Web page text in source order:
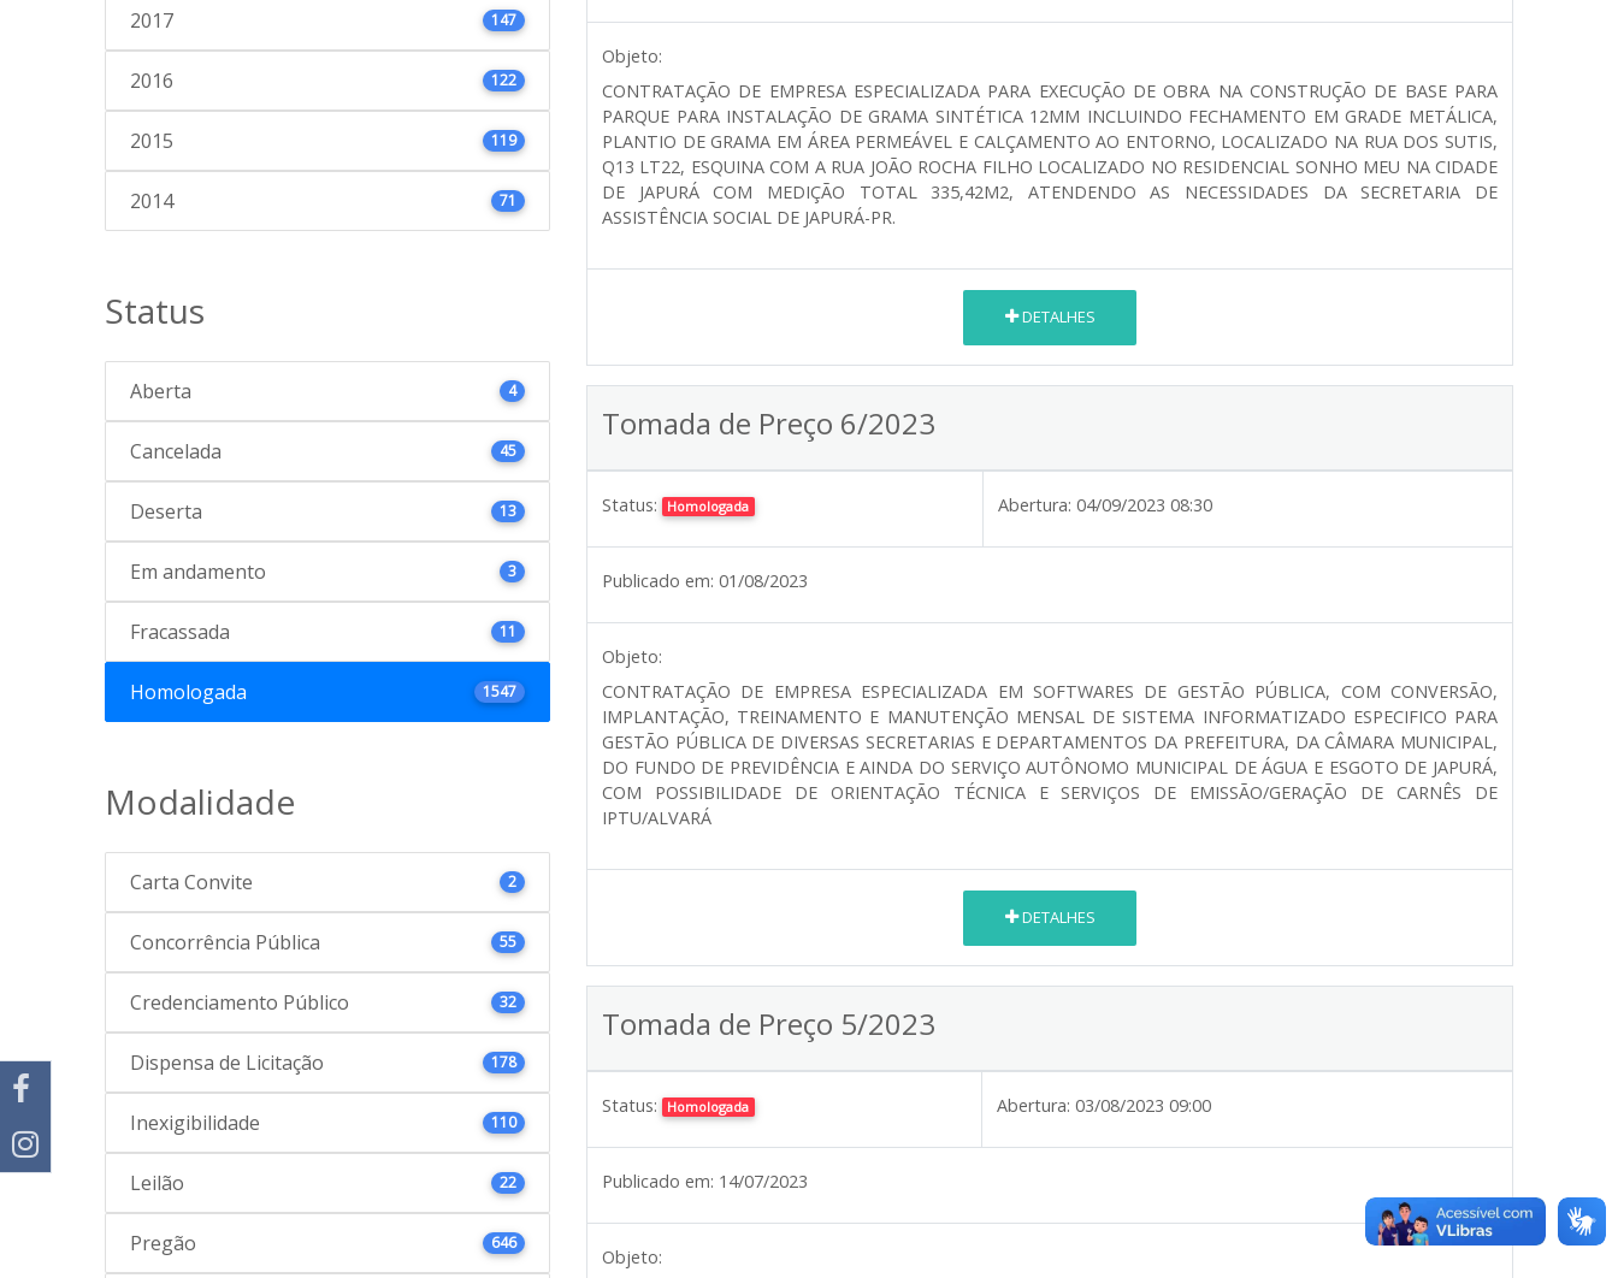
2017 147
2016 122
2015 119
2014 71
Status
Aberta 4
Cancelada 45
Deserta 13
Em andamento 3
Fracassada 11
Homologada 1547
Modalidade
Carta Convite 2
Concorrência Pública 55
Credenciamento Público 32
Dispensa de Licitação 178
Inexigibilidade 110
Leilão 22
Pregão 646
Objeto:
CONTRATAÇÃO DE EMPRESA ESPECIALIZADA PARA EXECUÇÃO DE OBRA NA CONSTRUÇÃO DE BASE PARA
PARQUE PARA INSTALAÇÃO DE GRAMA SINTÉTICA 12MM INCLUINDO FECHAMENTO EM GRADE METÁLICA,
PLANTIO DE GRAMA EM ÁREA PERMEÁVEL E CALÇAMENTO AO ENTORNO, LOCALIZADO NA RUA DOS SUTIS,
Q13 LT22, ESQUINA COM A RUA JOÃO ROCHA FILHO LOCALIZADO NO RESIDENCIAL SONHO MEU NA CIDADE
DE JAPURÁ COM MEDIÇÃO TOTAL 335,42M2, ATENDENDO AS NECESSIDADES DA SECRETARIA DE
ASSISTÊNCIA SOCIAL DE JAPURÁ-PR.
DETALHES
Tomada de Preço 6/2023
Status: Homologada Abertura: 04/09/2023 08:30
Publicado em: 01/08/2023
Objeto:
CONTRATAÇÃO DE EMPRESA ESPECIALIZADA EM SOFTWARES DE GESTÃO PÚBLICA, COM CONVERSÃO,
IMPLANTAÇÃO, TREINAMENTO E MANUTENÇÃO MENSAL DE SISTEMA INFORMATIZADO ESPECIFICO PARA
GESTÃO PÚBLICA DE DIVERSAS SECRETARIAS E DEPARTAMENTOS DA PREFEITURA, DA CÂMARA MUNICIPAL,
DO FUNDO DE PREVIDÊNCIA E AINDA DO SERVIÇO AUTÔNOMO MUNICIPAL DE ÁGUA E ESGOTO DE JAPURÁ,
COM POSSIBILIDADE DE ORIENTAÇÃO TÉCNICA E SERVIÇOS DE EMISSÃO/GERAÇÃO DE CARNÊS DE
IPTU/ALVARÁ
DETALHES
Tomada de Preço 5/2023
Status: Homologada Abertura: 03/08/2023 09:00
Publicado em: 14/07/2023
Objeto: